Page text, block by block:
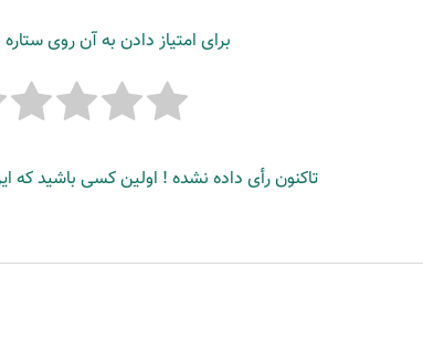
برای امتیاز دادن به آن روی
تاکنون رأی داده نشده ! اولین کسی باشید که